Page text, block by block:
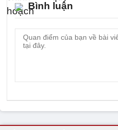
Bình luận